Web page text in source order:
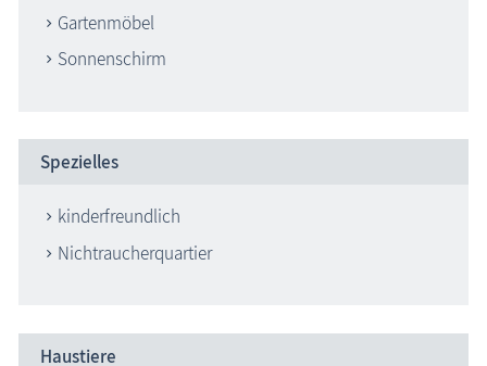
Gartenmöbel
Sonnenschirm
Spezielles
kinderfreundlich
Nichtraucherquartier
Haustiere